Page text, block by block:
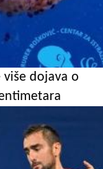
dojava o